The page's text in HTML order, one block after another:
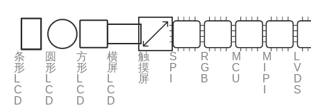
条
形
L
C
D
圆
形
L
C
D
方
形
L
C
D
横
屏
L
C
D
触
摸
屏
S
P
R
G
B
M
C
U
M
P
L
V
D
S